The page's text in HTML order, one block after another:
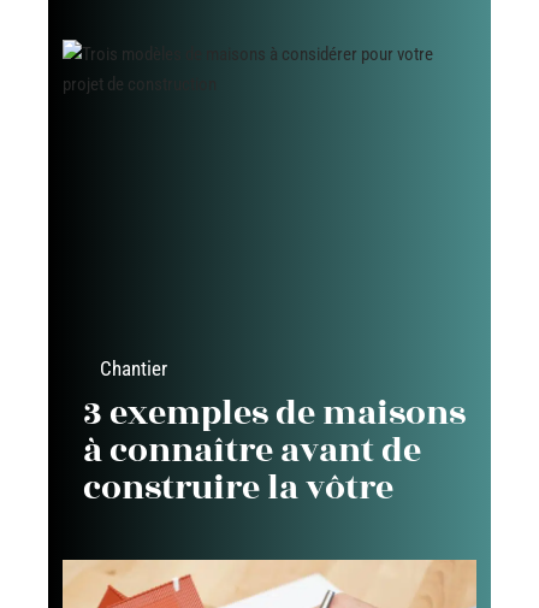
Chantier
3 exemples de maisons
à connaître avant de
construire la vôtre